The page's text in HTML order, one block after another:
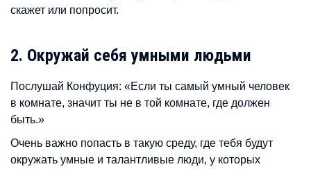
скажет или попросит.
2. Окружай себя умными людьми
Послушай Конфуция: «Если ты самый умный человек
в комнате, значит ты не в той комнате, где должен
быть.»
Очень важно попасть в такую среду, где тебя будут
окружать умные и талантливые люди, у которых